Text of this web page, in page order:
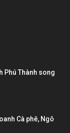
Phú Thành song
Cà phê, Ngô